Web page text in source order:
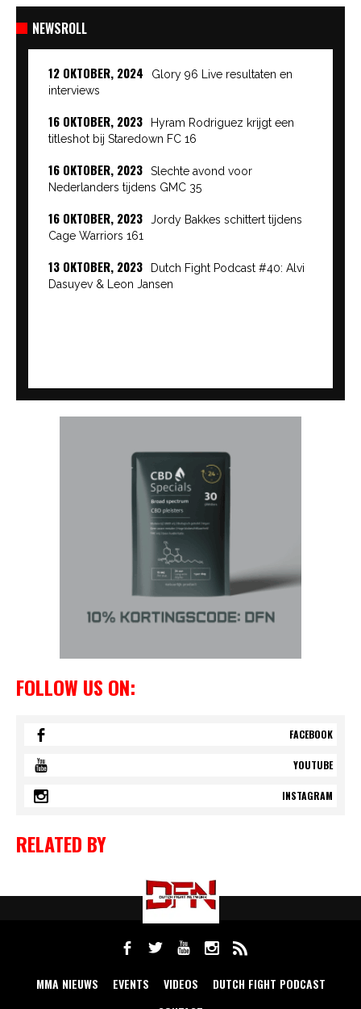
NEWSROLL
12 OKTOBER, 2024
Glory 96 Live resultaten en
interviews
16 OKTOBER, 2023
Hyram Rodriguez krijgt een
titleshot bij Staredown FC 16
16 OKTOBER, 2023
Slechte avond voor
Nederlanders tijdens GMC 35
16 OKTOBER, 2023
Jordy Bakkes schittert tijdens
Cage Warriors 161
13 OKTOBER, 2023
Dutch Fight Podcast #40: Alvi
Dasuyev & Leon Jansen
FOLLOW US ON:
FACEBOOK
YOUTUBE
INSTAGRAM
RELATED BY
MMA NIEUWS EVENTS VIDEOS
DUTCH FIGHT PODCAST